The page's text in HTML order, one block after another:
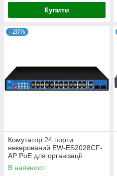
Купити
–20%
Комутатор 24 порти
некерований EW-ES2028CF-
AP PoE для організації
мережевої інфраструктури з
віддаленим керуванням та
В наявності